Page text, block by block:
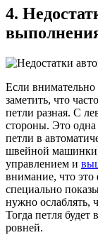
4.
Если
заметить, что
петли разная. С
стороны. Это одна
петли в
швейной
управлением и
внимание, что
специально
нужно ослаблять,
Тогда петля будет
ровней.